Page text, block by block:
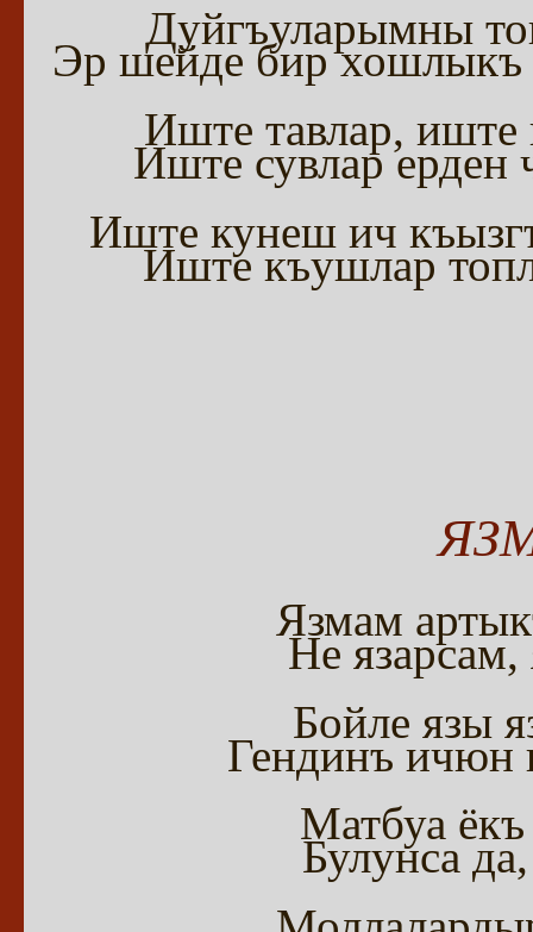
Дуйгъуларымны
Эр шейде бир
Иште тавлар,
Иште сувлар
Иште кунеш ич
Иште къушлар
Язмам
Не
Бойле язы
Гендинъ ичюн
Матбуа
Булунса